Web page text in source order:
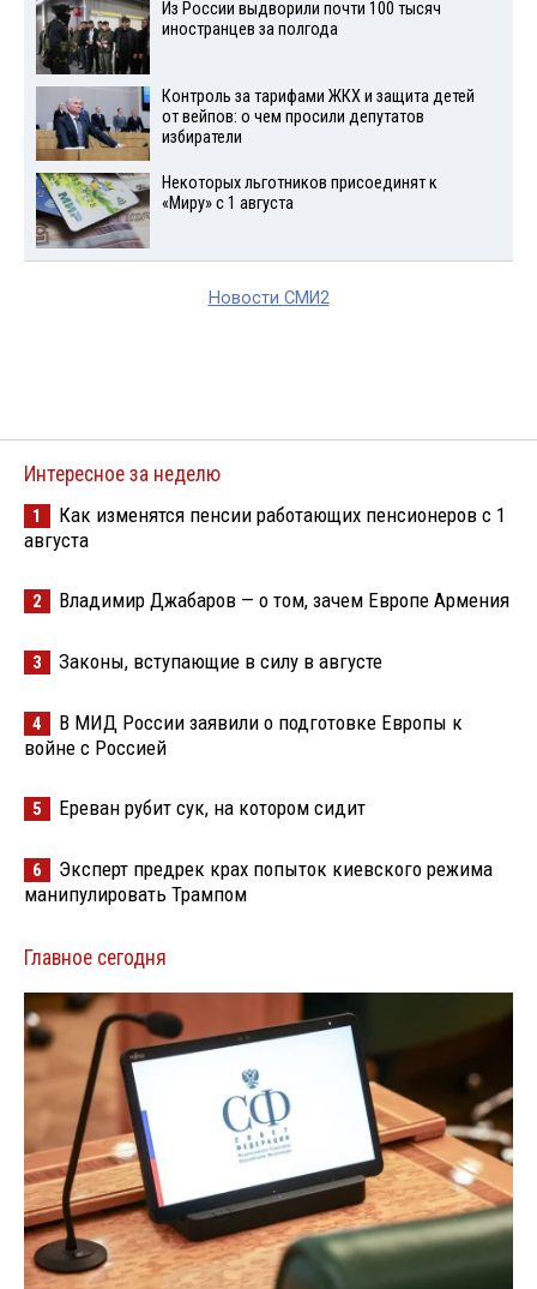
Из России выдворили почти 100 тысяч
иностранцев за полгода
Контроль за тарифами ЖКХ и защита детей
от вейпов: о чем просили депутатов
избиратели
Некоторых льготников присоединят к
«Миру» с 1 августа
Новости СМИ2
Интересное за неделю
1
Как изменятся пенсии работающих пенсионеров с 1
августа
2 Владимир Джабаров — о том, зачем Европе Армения
3 Законы, вступающие в силу в августе
4
В МИД России заявили о подготовке Европы к
войне с Россией
5 Ереван рубит сук, на котором сидит
6
Эксперт предрек крах попыток киевского режима
манипулировать Трампом
Главное сегодня